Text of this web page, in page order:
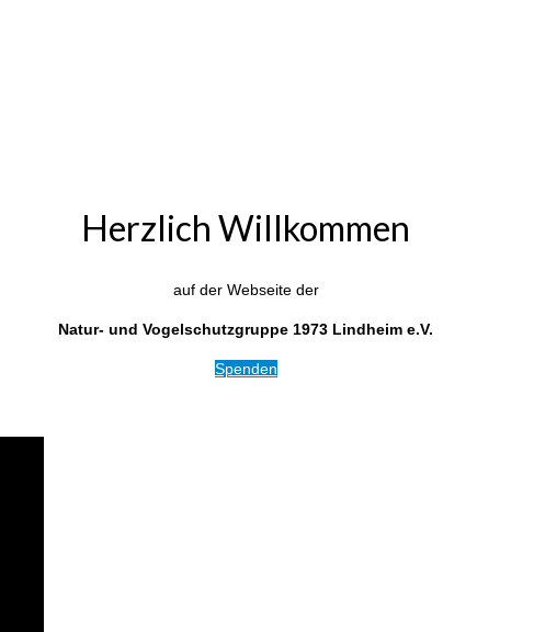
Herzlich Willkommen
auf der Webseite der
Natur- und Vogelschutzgruppe 1973 Lindheim e.V.
Spenden